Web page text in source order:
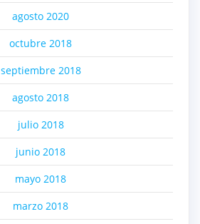
agosto 2020
octubre 2018
septiembre 2018
agosto 2018
julio 2018
junio 2018
mayo 2018
marzo 2018